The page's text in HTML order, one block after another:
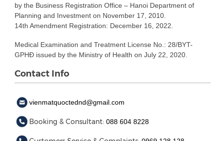
by the Business Registration Office – Hanoi Department of
Planning and Investment on November 17, 2010.
14th Amendment Registration: December 16, 2022.
Medical Examination and Treatment License No.: 28/BYT-
GPHĐ issued by the Ministry of Health on July 22, 2020.
Contact Info
vienmatquoctednd@gmail.com
Booking & Consultant: 088 604 8228